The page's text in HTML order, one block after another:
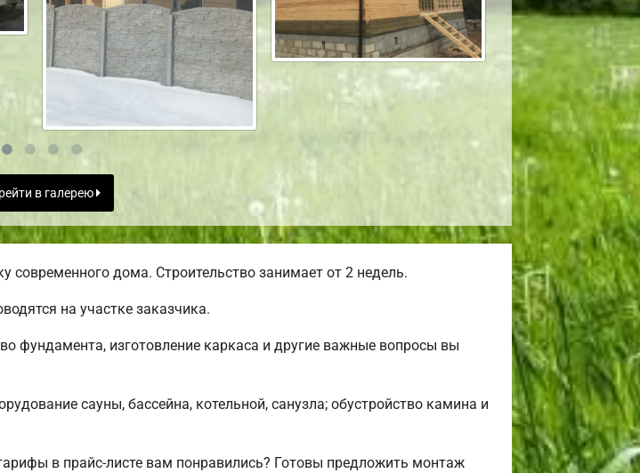
в галерею
дома. Строительство занимает от 2 недель.
на участке заказчика.
фундамента, изготовление каркаса и другие важные вопросы вы
сауны, бассейна, котельной, санузла; обустройство камина и
в прайс-листе вам понравились? Готовы предложить монтаж